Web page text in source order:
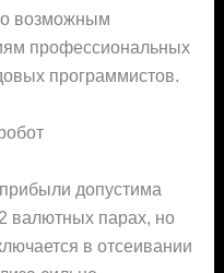
возможным
профессиональных
программистов.
допустима
валютных парах, но
в отсеивании